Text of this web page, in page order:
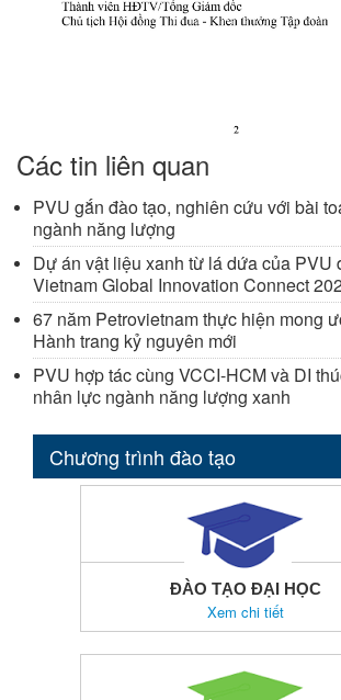
Các tin liên quan
PVU gắn đào tạo, nghiên cứu với bài
ngành năng lượng
Dự án vật liệu xanh từ lá dứa của PVU
Vietnam Global Innovation Connect
67 năm Petrovietnam thực hiện mong
Hành trang kỷ nguyên mới
PVU hợp tác cùng VCCI-HCM và DI
nhân lực ngành năng lượng xanh
Chương trình đào tạo
ĐÀO TẠO ĐẠI HỌC
Xem chi tiết